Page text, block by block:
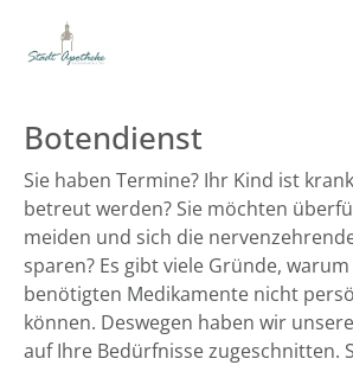
Botendienst
Sie haben Termine? Ihr Kind ist
betreut werden? Sie möchten
meiden und sich die
sparen? Es gibt viele Gründe,
benötigten Medikamente nicht
können. Deswegen haben wir
auf Ihre Bedürfnisse zugeschnitten.